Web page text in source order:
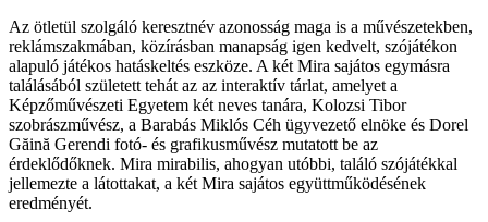
Az ötletül szolgáló keresztnév azonosság maga is a művészetekben,
reklámszakmában, közírásban manapság igen kedvelt, szójátékon
alapuló játékos hatáskeltés eszköze. A két Mira sajátos egymásra
találásából született tehát az az interaktív tárlat, amelyet a
Képzőművészeti Egyetem két neves tanára, Kolozsi Tibor
szobrászművész, a Barabás Miklós Céh ügyvezető elnöke és Dorel
Găină Gerendi fotó- és grafikusművész mutatott be az
érdeklődőknek. Mira mirabilis, ahogyan utóbbi, találó szójátékkal
jellemezte a látottakat, a két Mira sajátos együttműködésének
eredményét.